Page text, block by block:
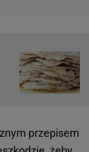
przepisem